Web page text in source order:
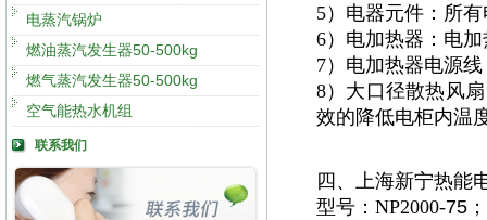
电蒸汽锅炉
燃油蒸汽发生器50-500kg
燃气蒸汽发生器50-500kg
空气能热水机组
联系我们
5）电器元件：所
6）电加热器：电
7）电加热器电源
8）大口径散热风
效的降低电柜内温
四、上海新宁热能
型号：NP2000-75